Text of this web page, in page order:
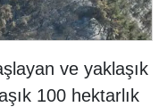
ve yaklaşık
100 hektarlık